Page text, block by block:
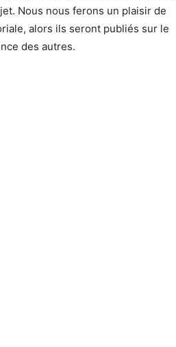
Nous nous ferons un plaisir de
alors ils seront publiés sur le
des autres.